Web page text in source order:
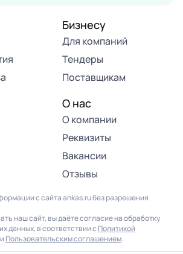
Бизнесу
Для компаний
Тендеры
Поставщикам
О нас
О компании
Реквизиты
Вакансии
Отзывы
с сайта ankas.ru без разрешения
наш сайт, вы даёте согласие на обработку
данных, в соответствии с Политикой
и Пользовательским соглашением.